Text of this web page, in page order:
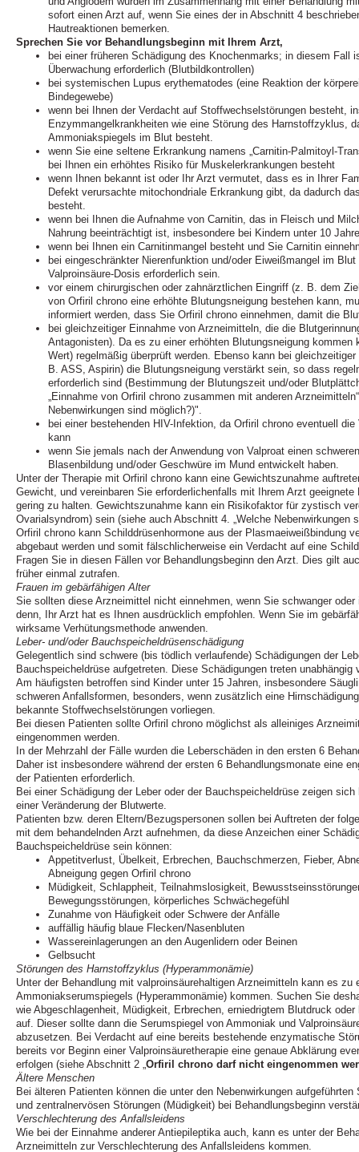
sofort einen Arzt auf, wenn Sie eines der in Abschnitt 4
Hautreaktionen bemerken.
Sprechen Sie vor Behandlungsbeginn mit Ihrem Arzt,
bei einer früheren Schädigung des Knochenmarks; in diesem Fall
Überwachung erforderlich (Blutbildkontrollen)
bei systemischen Lupus erythematodes (eine Reaktion der
Bindegewebe)
wenn bei Ihnen der Verdacht auf Stoffwechselstörungen besteht,
Enzymmangelkrankheiten wie eine Störung des Harnstoffzyklus,
Ammoniakspiegels im Blut besteht.
wenn Sie eine seltene Erkrankung namens „Carnitin-Palmitoyl-
bei Ihnen ein erhöhtes Risiko für Muskelerkrankungen besteht
wenn Ihnen bekannt ist oder Ihr Arzt vermutet, dass es in Ihrer
Defekt verursachte mitochondriale Erkrankung gibt, da dadurch
besteht.
wenn bei Ihnen die Aufnahme von Carnitin, das in Fleisch und
Nahrung beeinträchtigt ist, insbesondere bei Kindern unter 10
wenn bei Ihnen ein Carnitinmangel besteht und Sie Carnitin
bei eingeschränkter Nierenfunktion und/oder Eiweißmangel im
Valproinsäure-Dosis erforderlich sein.
vor einem chirurgischen oder zahnärztlichen Eingriff (z. B. dem
von Orfiril chrono eine erhöhte Blutungsneigung bestehen kann,
informiert werden, dass Sie Orfiril chrono einnehmen, damit die
bei gleichzeitiger Einnahme von Arzneimitteln, die die
Antagonisten). Da es zu einer erhöhten Blutungsneigung kommen
Wert) regelmäßig überprüft werden. Ebenso kann bei
B. ASS, Aspirin) die Blutungsneigung verstärkt sein, so dass
erforderlich sind (Bestimmung der Blutungszeit und/oder
„Einnahme von Orfiril chrono zusammen mit anderen
Nebenwirkungen sind möglich?)".
bei einer bestehenden HIV-Infektion, da Orfiril chrono eventuell
kann
wenn Sie jemals nach der Anwendung von Valproat einen
Blasenbildung und/oder Geschwüre im Mund entwickelt haben.
Unter der Therapie mit Orfiril chrono kann eine Gewichtszunahme
Gewicht, und vereinbaren Sie erforderlichenfalls mit Ihrem Arzt
gering zu halten. Gewichtszunahme kann ein Risikofaktor für zystisch
Ovarialsyndrom) sein (siehe auch Abschnitt 4. „Welche Nebenwirkungen
Orfiril chrono kann Schilddrüsenhormone aus der Plasmaeiweißbindung
abgebaut werden und somit fälschlicherweise ein Verdacht auf eine
Fragen Sie in diesen Fällen vor Behandlungsbeginn den Arzt. Dies gilt
früher einmal zutrafen.
Frauen im gebärfähigen Alter
Sie sollten diese Arzneimittel nicht einnehmen, wenn Sie schwanger
denn, Ihr Arzt hat es Ihnen ausdrücklich empfohlen. Wenn Sie im
wirksame Verhütungsmethode anwenden.
Leber- und/oder Bauchspeicheldrüsenschädigung
Gelegentlich sind schwere (bis tödlich verlaufende) Schädigungen der
Bauchspeicheldrüse aufgetreten. Diese Schädigungen treten
Am häufigsten betroffen sind Kinder unter 15 Jahren, insbesondere
schweren Anfallsformen, besonders, wenn zusätzlich eine
bekannte Stoffwechselstörungen vorliegen.
Bei diesen Patienten sollte Orfiril chrono möglichst als alleiniges
eingenommen werden.
In der Mehrzahl der Fälle wurden die Leberschäden in den ersten 6
Daher ist insbesondere während der ersten 6 Behandlungsmonate eine
der Patienten erforderlich.
Bei einer Schädigung der Leber oder der Bauchspeicheldrüse zeigen
einer Veränderung der Blutwerte.
Patienten bzw. deren Eltern/Bezugspersonen sollen bei Auftreten der
mit dem behandelnden Arzt aufnehmen, da diese Anzeichen einer
Bauchspeicheldrüse sein können:
Appetitverlust, Übelkeit, Erbrechen, Bauchschmerzen, Fieber,
Abneigung gegen Orfiril chrono
Müdigkeit, Schlappheit, Teilnahmslosigkeit,
Bewegungsstörungen, körperliches Schwächegefühl
Zunahme von Häufigkeit oder Schwere der Anfälle
auffällig häufig blaue Flecken/Nasenbluten
Wassereinlagerungen an den Augenlidern oder Beinen
Gelbsucht
Störungen des Harnstoffzyklus (Hyperammonämie)
Unter der Behandlung mit valproinsäurehaltigen Arzneimitteln kann es zu
Ammoniakserumspiegels (Hyperammonämie) kommen. Suchen Sie
wie Abgeschlagenheit, Müdigkeit, Erbrechen, erniedrigtem Blutdruck
auf. Dieser sollte dann die Serumspiegel von Ammoniak und
abzusetzen. Bei Verdacht auf eine bereits bestehende enzymatische
bereits vor Beginn einer Valproinsäuretherapie eine genaue Abklärung
erfolgen (siehe Abschnitt 2 „Orfiril chrono darf nicht eingenommen
Ältere Menschen
Bei älteren Patienten können die unter den Nebenwirkungen
und zentralnervösen Störungen (Müdigkeit) bei Behandlungsbeginn
Verschlechterung des Anfallsleidens
Wie bei der Einnahme anderer Antiepileptika auch, kann es unter der
Arzneimitteln zur Verschlechterung des Anfallsleidens kommen.